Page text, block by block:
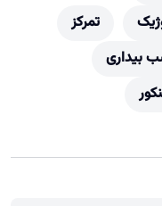
تمرکز
بیداری